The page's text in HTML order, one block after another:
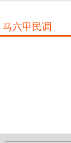
马六甲民调